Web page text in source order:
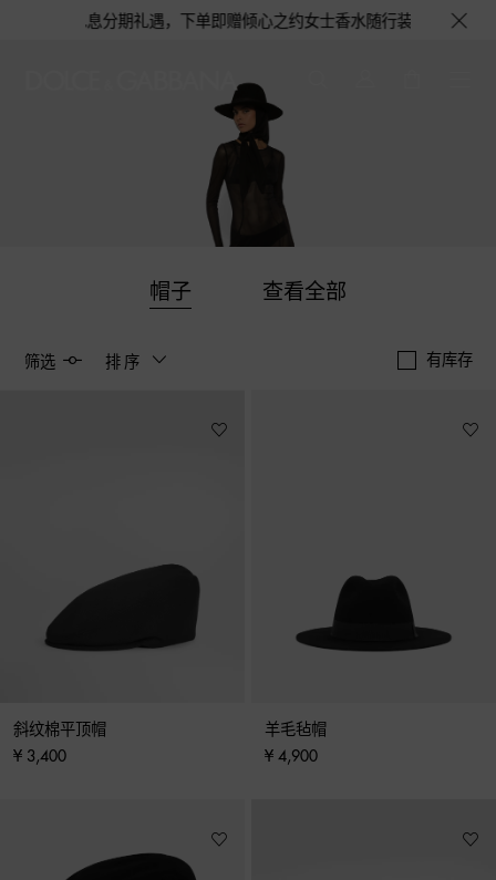
免息分期礼遇，下单即赠倾心之约女士香水随行装1.5ML，
帽子 查看全部
筛选 排序 有库存
斜纹棉平顶帽
¥ 3,400
羊毛毡帽
¥ 4,900